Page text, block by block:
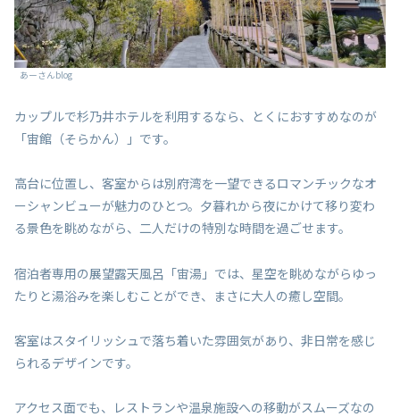
あーさんblog
カップルで杉乃井ホテルを利用するなら、とくにおすすめなのが
「宙館（そらかん）」です。
高台に位置し、客室からは別府湾を一望できるロマンチックなオ
ーシャンビューが魅力のひとつ。夕暮れから夜にかけて移り変わ
る景色を眺めながら、二人だけの特別な時間を過ごせます。
宿泊者専用の展望露天風呂「宙湯」では、星空を眺めながらゆっ
たりと湯浴みを楽しむことができ、まさに大人の癒し空間。
客室はスタイリッシュで落ち着いた雰囲気があり、非日常を感じ
られるデザインです。
アクセス面でも、レストランや温泉施設への移動がスムーズなの